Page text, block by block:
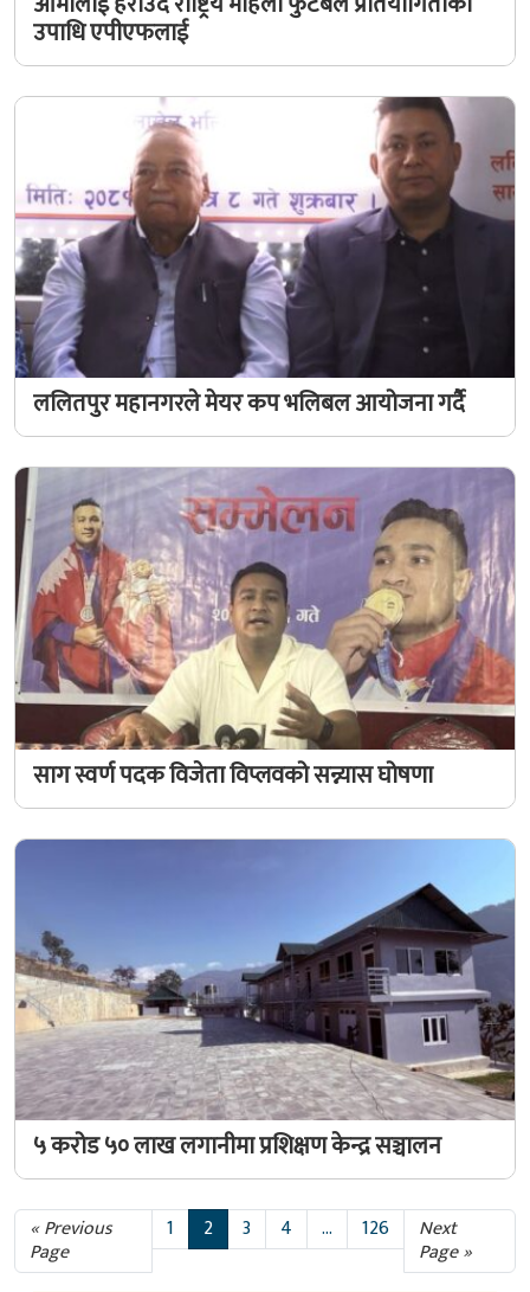
उपाधि एपीएफलाई
ललितपुर महानगरले मेयर कप भलिबल आयोजना गर्दै
साग स्वर्ण पदक विजेता विप्लवको सन्न्यास घोषणा
५ करोड ५० लाख लगानीमा प्रशिक्षण केन्द्र सञ्चालन
« Previous
Page
1 2 3 4 ... 126 Next
Page »